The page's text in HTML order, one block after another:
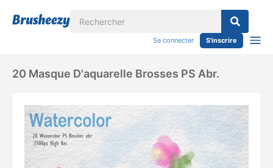
Se connecter S'inscrire
20 Masque D'aquarelle Brosses PS Abr.